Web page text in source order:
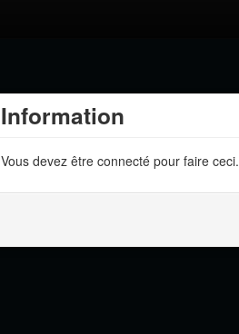
Information
Vous devez être connecté pour faire ceci.